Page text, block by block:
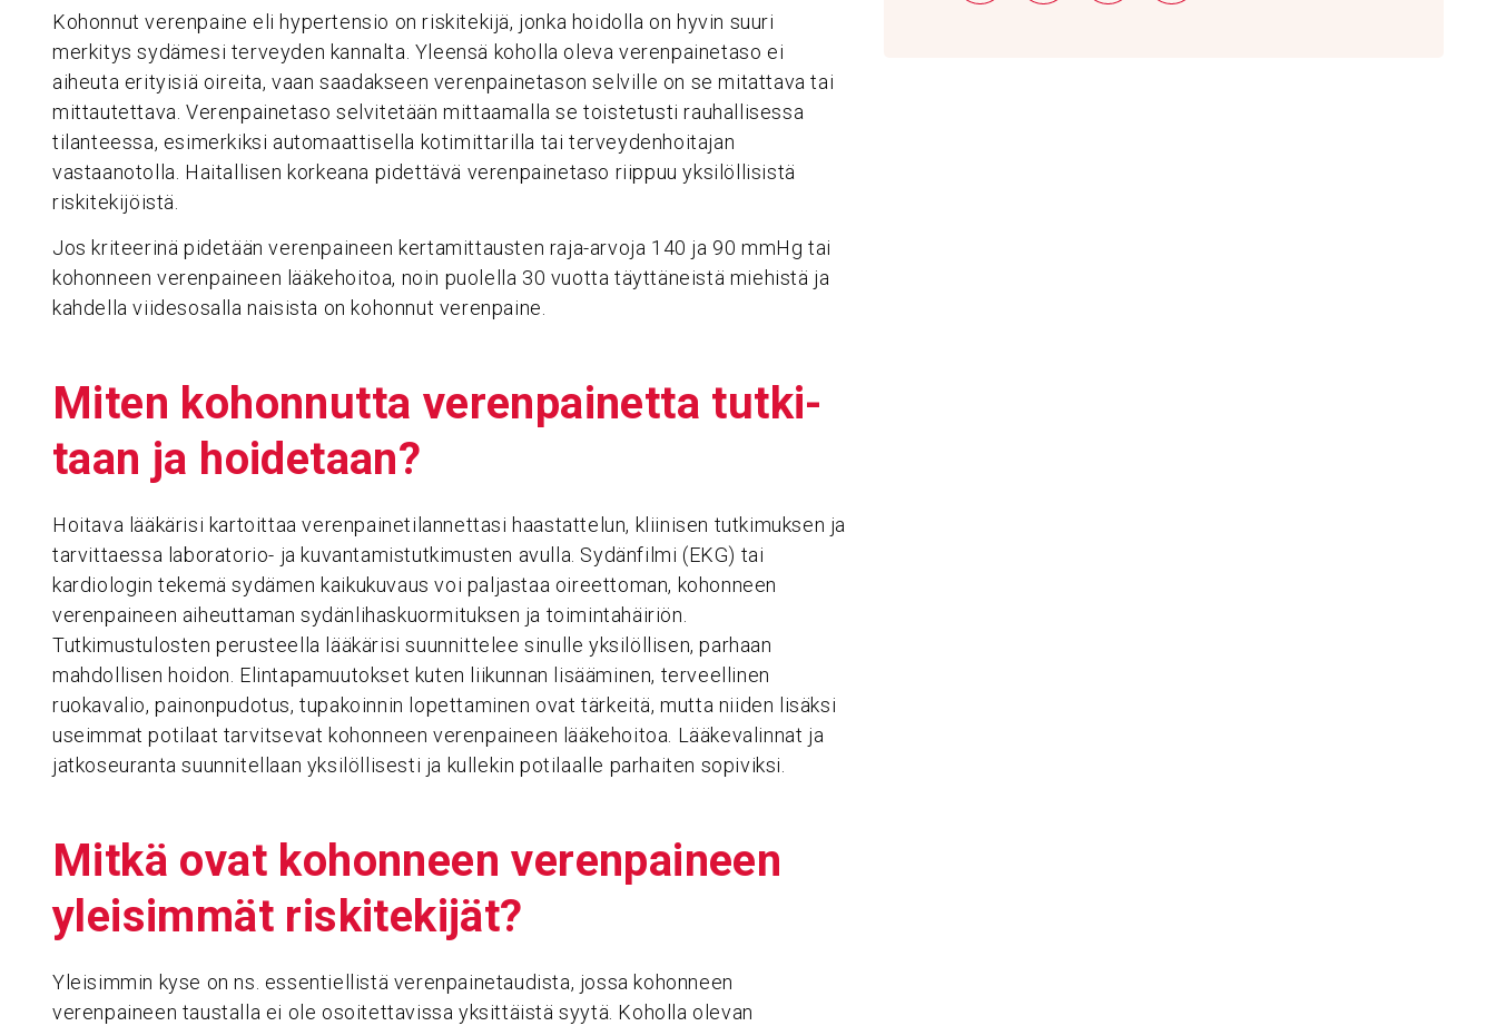
Kohonnut verenpaine eli hypertensio on riskitekijä, jonka hoidolla on hyvin suuri
merkitys sydämesi terveyden kannalta. Yleensä koholla oleva verenpainetaso ei
aiheuta erityisiä oireita, vaan saadakseen verenpainetason selville on se mitattava tai
mittautettava. Verenpainetaso selvitetään mittaamalla se toistetusti rauhallisessa
tilanteessa, esimerkiksi automaattisella kotimittarilla tai terveydenhoitajan
vastaanotolla. Haitallisen korkeana pidettävä verenpainetaso riippuu yksilöllisistä
riskitekijöistä.
Jos kriteerinä pidetään verenpaineen kertamittausten raja-arvoja 140 ja 90 mmHg tai
kohonneen verenpaineen lääkehoitoa, noin puolella 30 vuotta täyttäneistä miehistä ja
kahdella viidesosalla naisista on kohonnut verenpaine.
Miten kohon­nutta veren­pai­netta tutki­
taan ja hoide­taan?
Hoitava lääkärisi kartoittaa verenpainetilannettasi haastattelun, kliinisen tutkimuksen ja
tarvittaessa laboratorio- ja kuvantamistutkimusten avulla. Sydänfilmi (EKG) tai
kardiologin tekemä sydämen kaikukuvaus voi paljastaa oireettoman, kohonneen
verenpaineen aiheuttaman sydänlihaskuormituksen ja toimintahäiriön.
Tutkimustulosten perusteella lääkärisi suunnittelee sinulle yksilöllisen, parhaan
mahdollisen hoidon. Elintapamuutokset kuten liikunnan lisääminen, terveellinen
ruokavalio, painonpudotus, tupakoinnin lopettaminen ovat tärkeitä, mutta niiden lisäksi
useimmat potilaat tarvitsevat kohonneen verenpaineen lääkehoitoa. Lääkevalinnat ja
jatkoseuranta suunnitellaan yksilöllisesti ja kullekin potilaalle parhaiten sopiviksi.
Mitkä ovat kohon­neen veren­pai­neen
ylei­simmät riski­te­kijät?
Yleisimmin kyse on ns. essentiellistä verenpainetaudista, jossa kohonneen
verenpaineen taustalla ei ole osoitettavissa yksittäistä syytä. Koholla olevan